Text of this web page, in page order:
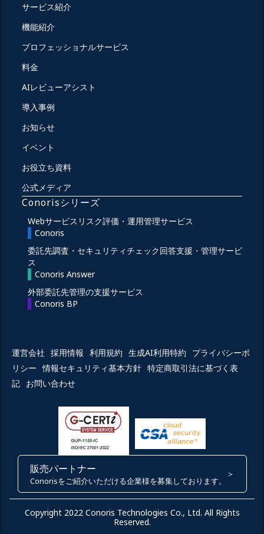
サービス紹介
機能紹介
プロフェッショナルサービス
料金
AIレビューアシスト
導入事例
お知らせ
イベント
お役立ち資料
公式メディア
Conorisシリーズ
Webサービスリスク評価・運用管理サービス
Conoris
委託先調査・セキュリティチェック回答支援・管理サービ
ス
Conoris Answer
外部委託先管理の支援サービス
Conoris BP
運営会社 採用情報 利用規約 生成AI利用特約
プライバシーポ
リシー 情報セキュリティ基本方針 特定商取引法に基づく表
記 お問い合わせ
販売パートナー
Conorisをご紹介いただける企業様を募集しております。
＞
Copyright 2022 Conoris Technologies Co., Ltd. All Rights
Reserved.